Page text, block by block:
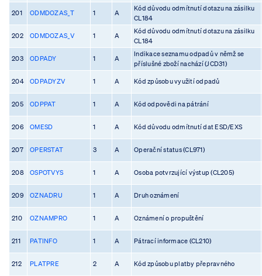
201 ODMDOZAS_T 1 A
Kód důvodu odmítnutí dotazu na zásilku
CL184
202 ODMDOZAS_V 1 A
Kód důvodu odmítnutí dotazu na zásilku
CL184
203 ODPADY 1 A
Indikace seznamu odpadů v němž se
příslušné zboží nachází (JCD31)
204 ODPADYZV 1 A Kód způsobu využití odpadů
205 ODPPAT 1 A Kód odpovědi na pátrání
206 OMESD 1 A Kód důvodu odmítnutí dat ESD/EXS
207 OPERSTAT 3 A Operační status (CL971)
208 OSPOTVYS 1 A Osoba potvrzující výstup (CL205)
209 OZNADRU 1 A Druh oznámení
210 OZNAMPRO 1 A Oznámení o propuštění
211 PATINFO 1 A Pátrací informace (CL210)
212 PLATPRE 2 A Kód způsobu platby přepravného